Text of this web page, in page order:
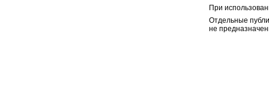
При
Отдельные
не